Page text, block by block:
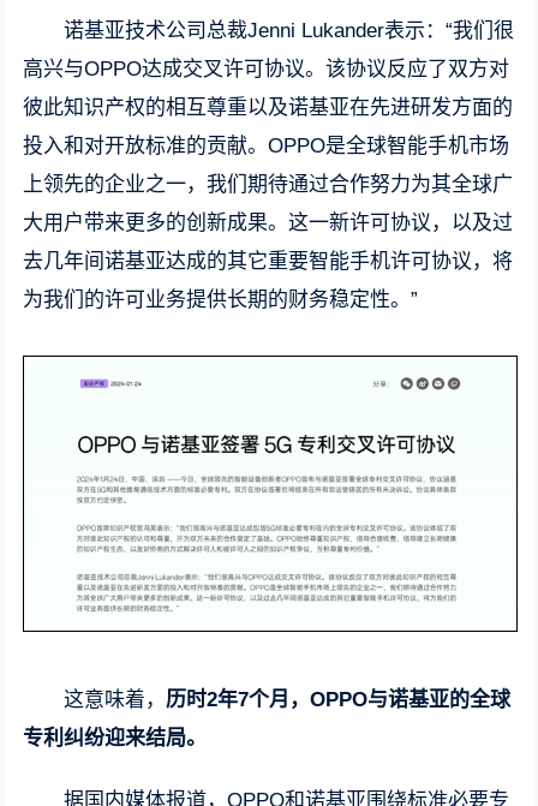
诺基亚技术公司总裁Jenni Lukander表示：“我们很
高兴与OPPO达成交叉许可协议。该协议反应了双方对
彼此知识产权的相互尊重以及诺基亚在先进研发方面的
投入和对开放标准的贡献。OPPO是全球智能手机市场
上领先的企业之一，我们期待通过合作努力为其全球广
大用户带来更多的创新成果。这一新许可协议，以及过
去几年间诺基亚达成的其它重要智能手机许可协议，将
为我们的许可业务提供长期的财务稳定性。”
这意味着，历时2年7个月，OPPO与诺基亚的全球
专利纠纷迎来结局。
据国内媒体报道，OPPO和诺基亚围绕标准必要专